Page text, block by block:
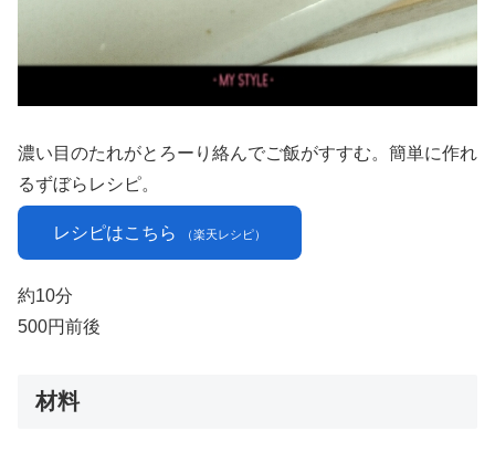
濃い目のたれがとろーり絡んでご飯がすすむ。簡単に作れ
るずぼらレシピ。
レシピはこちら （楽天レシピ）
約10分
500円前後
材料